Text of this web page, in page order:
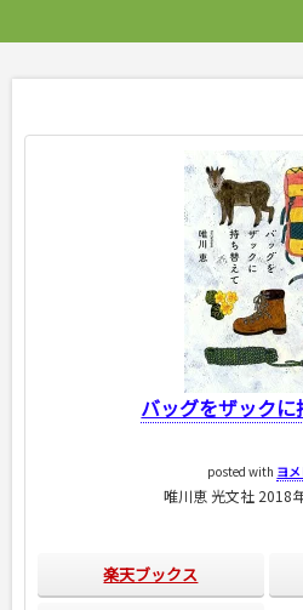
バッグをザックに
posted with ヨ
唯川恵 光文社 2018
楽天ブックス